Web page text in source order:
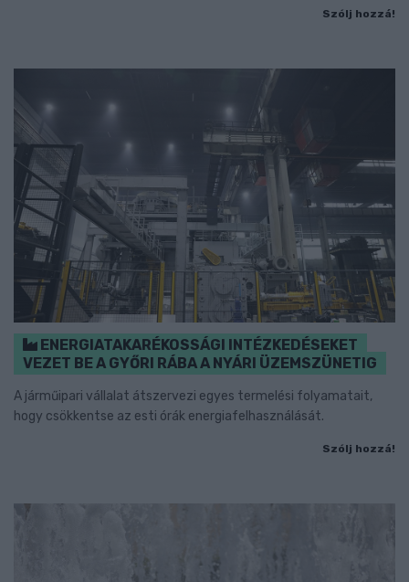
Szólj hozzá!
ENERGIATAKARÉKOSSÁGI INTÉZKEDÉSEKET
VEZET BE A GYŐRI RÁBA A NYÁRI ÜZEMSZÜNETIG
A járműipari vállalat átszervezi egyes termelési folyamatait,
hogy csökkentse az esti órák energiafelhasználását.
Szólj hozzá!